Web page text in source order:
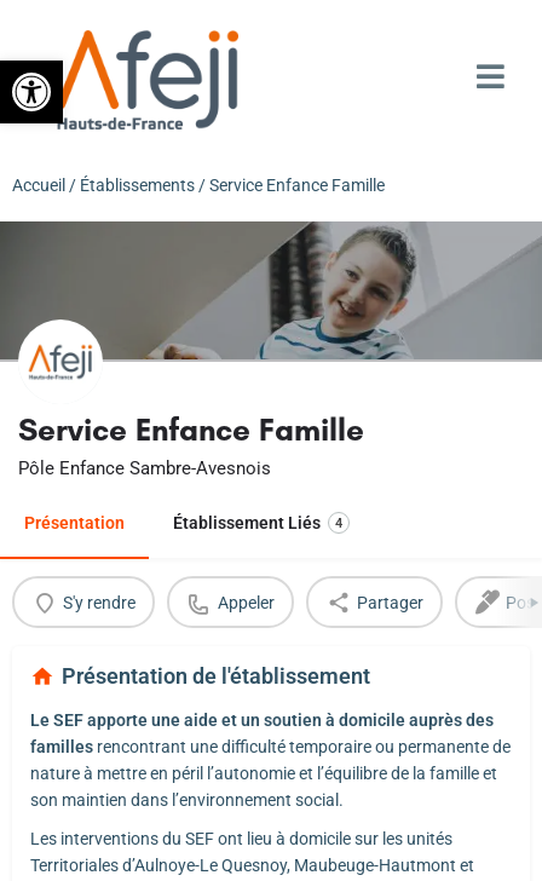
Ouvrir la barre d’outils
Accueil / Établissements / Service Enfance Famille
Service Enfance Famille
Pôle Enfance Sambre-Avesnois
Présentation Établissement Liés 4
S'y rendre Appeler Partager
Présentation de l'établissement
Le SEF apporte une aide et un soutien à domicile auprès des
familles rencontrant une difficulté temporaire ou permanente de
nature à mettre en péril l’autonomie et l’équilibre de la famille et
son maintien dans l’environnement social.
Les interventions du SEF ont lieu à domicile sur les unités
Territoriales d’Aulnoye-Le Quesnoy, Maubeuge-Hautmont et